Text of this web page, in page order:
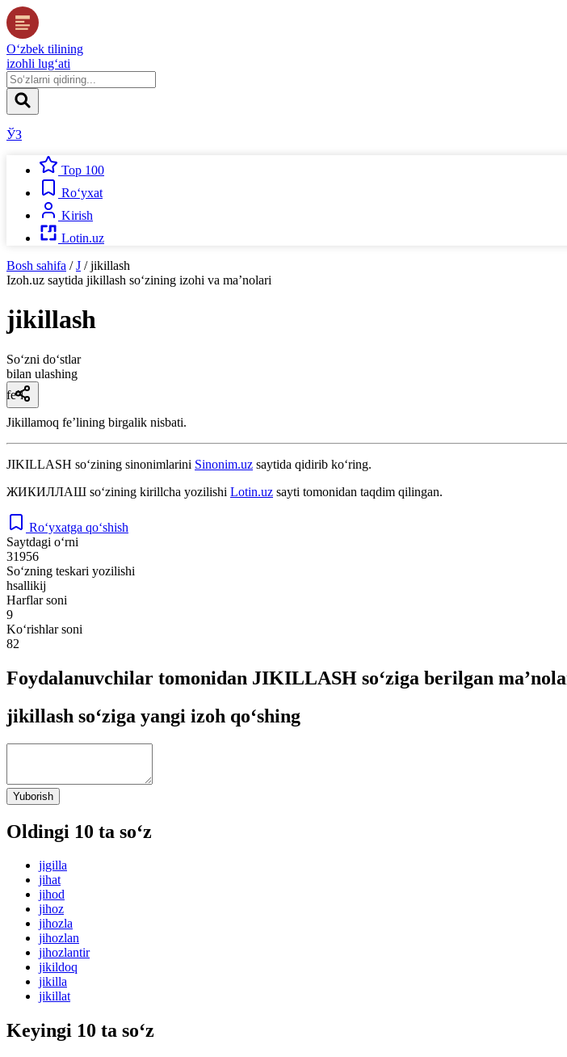
O‘zbek tilining
izohli lug‘ati
ЎЗ
Top 100
Ro‘yxat
Kirish
Lotin.uz
Bosh sahifa / J / jikillash
Izoh.uz saytida jikillash so‘zining izohi va ma’nolari
jikillash
So‘zni do‘stlar
bilan ulashing
fe’l
Jikillamoq feʼlining birgalik nisbati.
JIKILLASH so‘zining sinonimlarini Sinonim.uz saytida qidirib ko‘ring.
ЖИКИЛЛАШ so‘zining kirillcha yozilishi Lotin.uz sayti tomonidan taqdim qilingan.
Ro‘yxatga qo‘shish
Saytdagi o‘rni
31956
So‘zning teskari yozilishi
hsallikij
Harflar soni
9
Ko‘rishlar soni
82
Foydalanuvchilar tomonidan JIKILLASH so‘ziga berilgan
jikillash so‘ziga yangi izoh qo‘shing
Yuborish
Oldingi 10 ta so‘z
jigilla
jihat
jihod
jihoz
jihozla
jihozlan
jihozlantir
jikildoq
jikilla
jikillat
Keyingi 10 ta so‘z